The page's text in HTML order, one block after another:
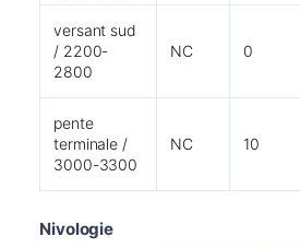
versant sud
/ 2200-
2800
NC 0
pente
terminale /
3000-3300
NC 10
Nivologie